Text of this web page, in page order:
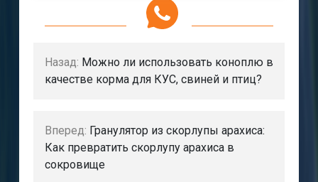
Назад: Можно ли использовать коноплю в
качестве корма для КУС, свиней и птиц?
Вперед: Гранулятор из скорлупы арахиса:
Как превратить скорлупу арахиса в
сокровище